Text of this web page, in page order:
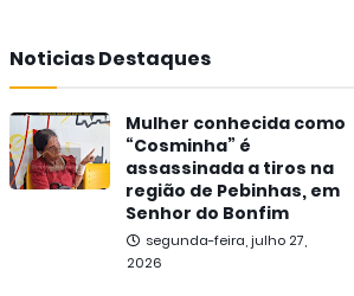
Noticias Destaques
Mulher conhecida como
“Cosminha” é
assassinada a tiros na
região de Pebinhas, em
Senhor do Bonfim
segunda-feira, julho 27,
2026